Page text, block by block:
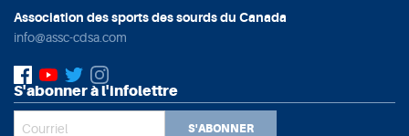
Association des sports des sourds du Canada
info@assc-cdsa.com
S'abonner à l'infolettre
S'ABONNER